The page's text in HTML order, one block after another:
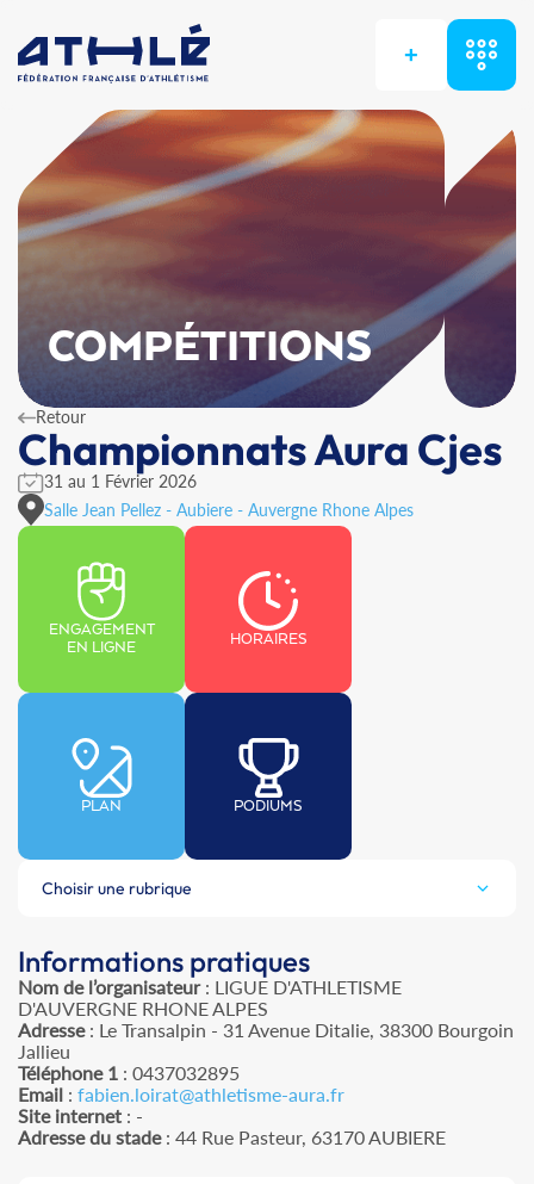
+
COMPÉTITIONS
Retour
Championnats Aura Cjes
31 au 1 Février 2026
Salle Jean Pellez - Aubiere - Auvergne Rhone Alpes
ENGAGEMENT
EN LIGNE
HORAIRES
PLAN PODIUMS
Choisir une rubrique
Informations pratiques
Nom de l’organisateur: LIGUE D'ATHLETISME
D'AUVERGNE RHONE ALPES
Adresse: Le Transalpin - 31 Avenue Ditalie, 38300 Bourgoin
Jallieu
Téléphone 1 : 0437032895
Email : fabien.loirat@athletisme-aura.fr
Site internet : -
Adresse du stade: 44 Rue Pasteur, 63170 AUBIERE